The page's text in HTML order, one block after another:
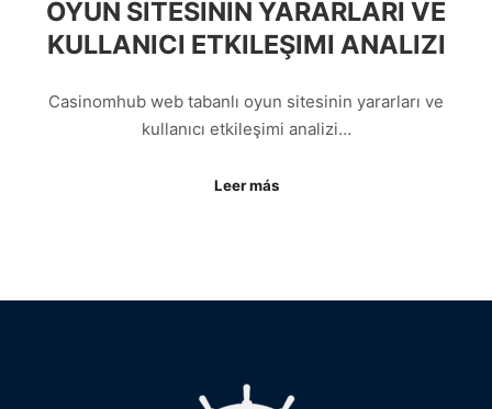
OYUN SITESININ YARARLARI VE
KULLANICI ETKILEŞIMI ANALIZI
Casinomhub web tabanlı oyun sitesinin yararları ve
kullanıcı etkileşimi analizi…
Leer más